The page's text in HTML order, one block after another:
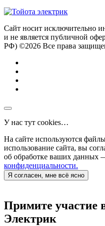
Сайт носит исключительно
и не является публичной
РФ) ©2026 Все права
У нас тут cookies…
На сайте используются
использование сайта, вы
об обработке ваших данных
конфиденциальности.
Я согласен, мне всё ясно
Примите участие
Электрик